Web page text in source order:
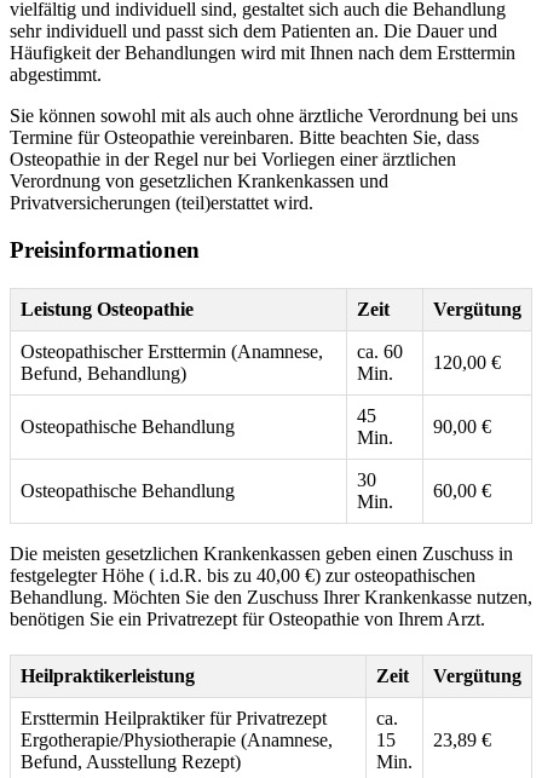
vielfältig und individuell sind, gestaltet sich auch die Behandlung
sehr individuell und passt sich dem Patienten an. Die Dauer und
Häufigkeit der Behandlungen wird mit Ihnen nach dem Ersttermin
abgestimmt.
Sie können sowohl mit als auch ohne ärztliche Verordnung bei uns
Termine für Osteopathie vereinbaren. Bitte beachten Sie, dass
Osteopathie in der Regel nur bei Vorliegen einer ärztlichen
Verordnung von gesetzlichen Krankenkassen und
Privatversicherungen (teil)erstattet wird.
Preisinformationen
Leistung Osteopathie Zeit Vergütung
Osteopathischer Ersttermin (Anamnese,
Befund, Behandlung)
ca. 60
Min.
120,00 €
Osteopathische Behandlung
45
Min.
90,00 €
Osteopathische Behandlung
30
Min.
60,00 €
Die meisten gesetzlichen Krankenkassen geben einen Zuschuss in
festgelegter Höhe ( i.d.R. bis zu 40,00 €) zur osteopathischen
Behandlung. Möchten Sie den Zuschuss Ihrer Krankenkasse nutzen,
benötigen Sie ein Privatrezept für Osteopathie von Ihrem Arzt.
Heilpraktikerleistung Zeit Vergütung
Ersttermin Heilpraktiker für Privatrezept
Ergotherapie/Physiotherapie (Anamnese,
Befund, Ausstellung Rezept)
ca.
15
Min.
23,89 €